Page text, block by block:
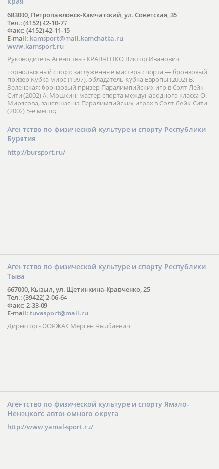
683000, Петропавловск-Камчатский, ул. Советская, 35
Тел.: (4152) 42-10-77
Факс: (4152) 42-11-15
E-mail: kamsport@mail.kamchatka.ru
www.kamsport.ru
Руководитель Агентства - КРАВЧЕНКО Виктор Иванович
горнолыжный спорт: заслуженные мастера спорта — бронзовый
призер Кубка мира (1997), обладатель Кубка Европы (2002) В.
Зеленская; бронзовый призер Паралимпийских игр в Солт-Лейк-
Сити (2002) А. Мошкин; мастер спорта международного класса О.
Мирясова, занявшая на Паралимпийских играх в Солт-Лейк-Сити
(2002) 5-е место;
Агентство по физической культуре и спорту Республики
Бурятия
http://bursport.ru/
Агентство по физической культуре и спорту Республики
Тыва
667000, Кызыл, ул. Щетинкина-Кравченко, 25
Тел.: (39422) 2-06-64
Факс: 2-33-09
E-mail: tuvasport@mail.ru
Директор - ООРЖАК Мерген Чылбаевич
Агентство по физической культуре и спорту Ямало-
Ненецкого автономного округа
http://www.yamal-sport.ru/